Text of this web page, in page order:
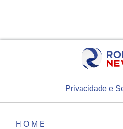
Privacidade e
HOME